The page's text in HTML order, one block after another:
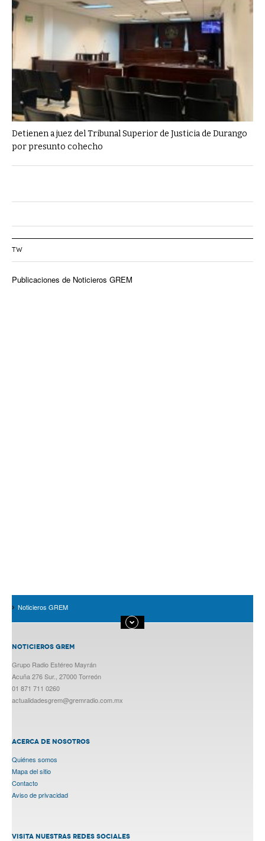
Detienen a juez del Tribunal Superior de Justicia de Durango
por presunto cohecho
TW
Publicaciones de Noticieros GREM
Noticieros GREM
NOTICIEROS GREM
Grupo Radio Estéreo Mayrán
Acuña 276 Sur., 27000 Torreón
01 871 711 0260
actualidadesgrem@gremradio.com.mx
ACERCA DE NOSOTROS
Quiénes somos
Mapa del sitio
Contacto
Aviso de privacidad
VISITA NUESTRAS REDES SOCIALES